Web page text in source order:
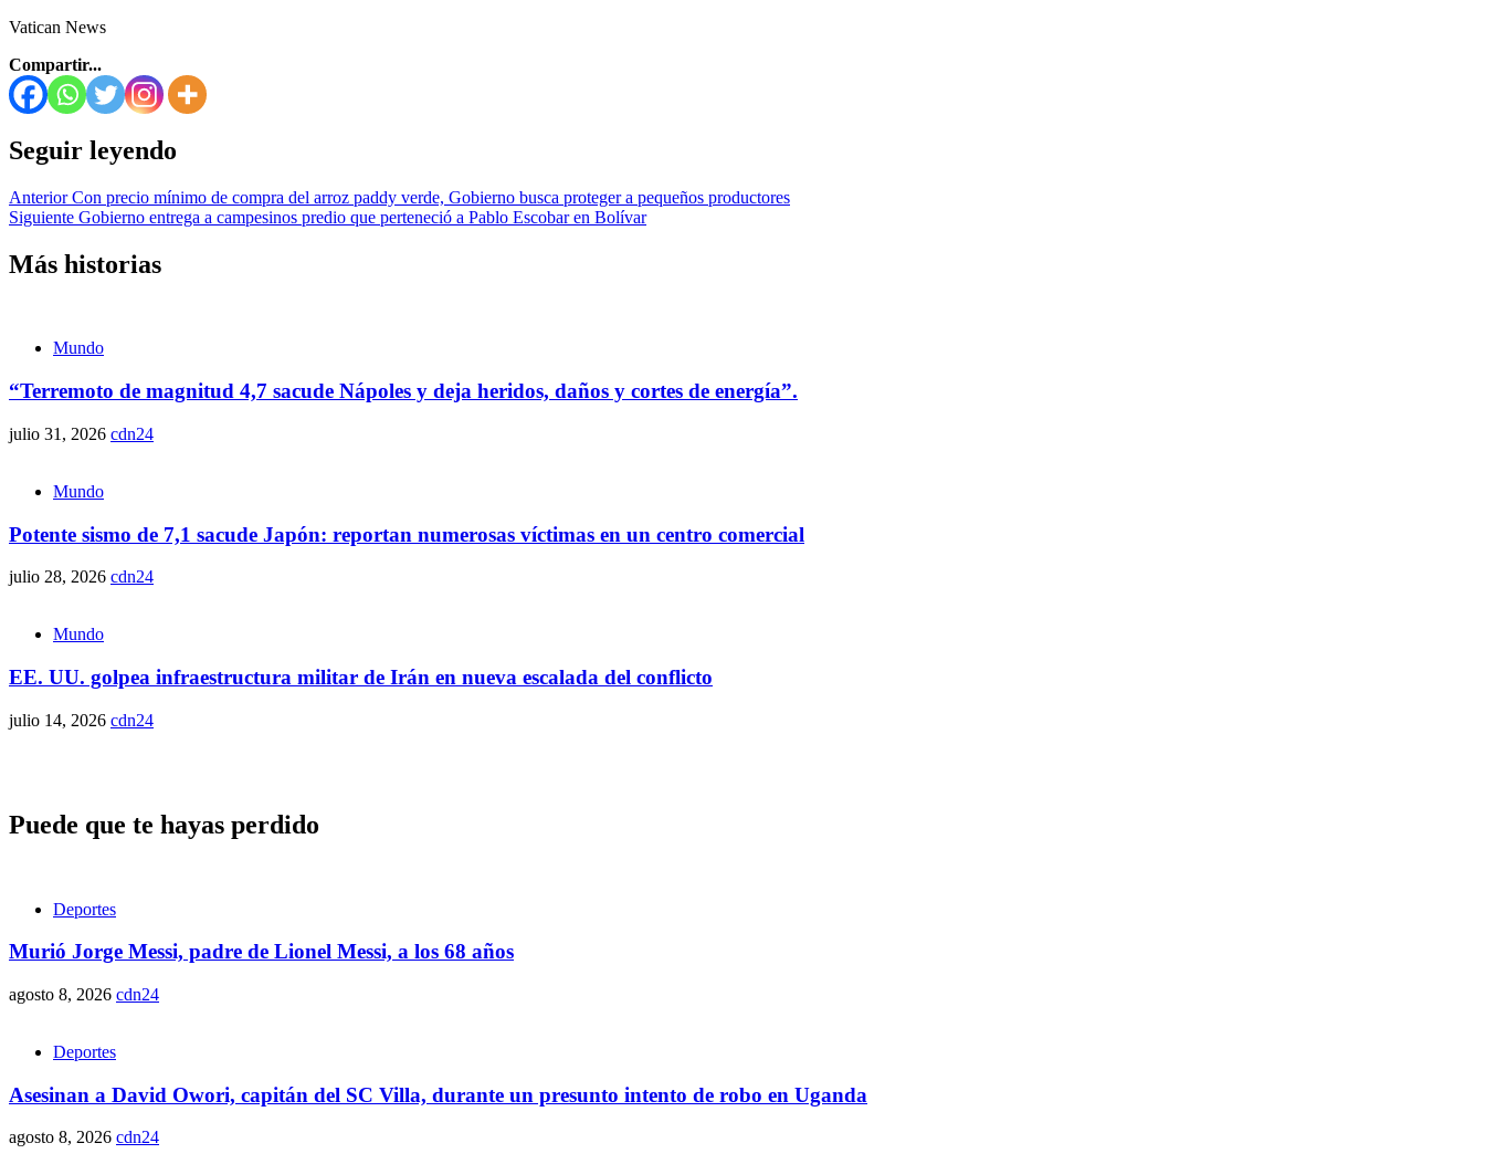
Vatican News
Compartir...
Seguir leyendo
AnteriorCon precio mínimo de compra del arroz paddy verde, Gobierno busca proteger a pequeños productores
Siguiente Gobierno entrega a campesinos predio que perteneció a Pablo Escobar en Bolívar
Más historias
Mundo
“Terremoto de magnitud 4,7 sacude Nápoles y deja heridos, daños y cortes de energía”.
julio 31, 2026 cdn24
Mundo
Potente sismo de 7,1 sacude Japón: reportan numerosas víctimas en un centro comercial
julio 28, 2026 cdn24
Mundo
EE. UU. golpea infraestructura militar de Irán en nueva escalada del conflicto
julio 14, 2026 cdn24
Puede que te hayas perdido
Deportes
Murió Jorge Messi, padre de Lionel Messi, a los 68 años
agosto 8, 2026 cdn24
Deportes
Asesinan a David Owori, capitán del SC Villa, durante un presunto intento de robo en Uganda
agosto 8, 2026 cdn24